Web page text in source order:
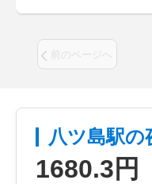
前のページへ
八ツ島駅の
1680.3円